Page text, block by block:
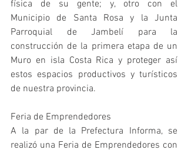
física de su gente; y, otro con el
Municipio de Santa Rosa y la Junta
Parroquial de Jambelí para la
construcción de la primera etapa de un
Muro en isla Costa Rica y proteger así
estos espacios productivos y turísticos
de nuestra provincia.
Feria de Emprendedores
A la par de la Prefectura Informa, se
realizó una Feria de Emprendedores con